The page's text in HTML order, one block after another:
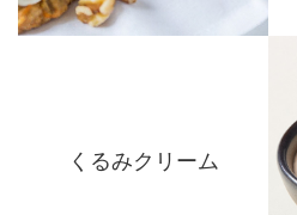
くるみクリーム